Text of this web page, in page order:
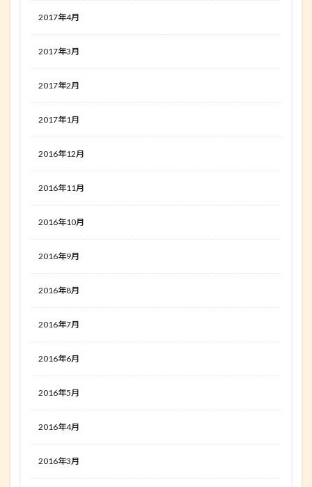
2017年4月
2017年3月
2017年2月
2017年1月
2016年12月
2016年11月
2016年10月
2016年9月
2016年8月
2016年7月
2016年6月
2016年5月
2016年4月
2016年3月